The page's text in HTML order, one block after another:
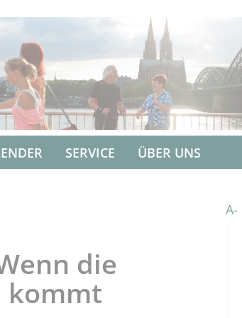
SERVICE ÜBER UNS
A-
die
kommt